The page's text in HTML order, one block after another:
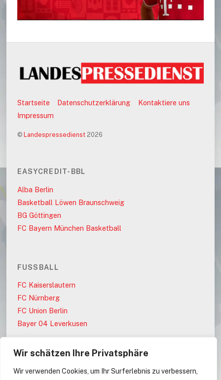
Wir schätzen Ihre Privatsphäre
Wir verwenden Cookies, um Ihr Surferlebnis zu verbessern,
Startseite Datenschutzerklärung
Kontaktiere uns
Impressum
© Landespressedienst2026
EASYCREDIT-BBL
Alba Berlin
Basketball Löwen Braunschweig
BG Göttingen
FC Bayern München Basketball
FUSSBALL
FC Kaiserslautern
FC Nürnberg
FC Union Berlin
Bayer 04 Leverkusen